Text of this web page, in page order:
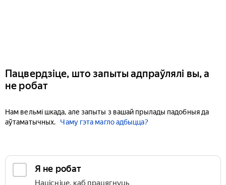
Пацвердзіце, што запыты адпраўлялі вы, а
не робат
Нам вельмі шкада, але запыты з вашай прылады падобныя да
аўтаматычных.
Чаму гэта магло адбыцца?
Я не робат
Націсніце, каб працягнуць